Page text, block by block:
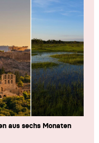
aus sechs Monaten